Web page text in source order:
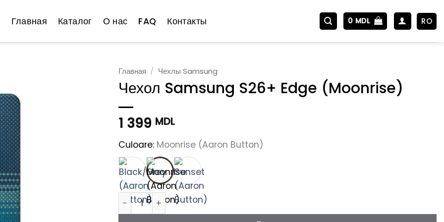
Главная Каталог О нас FAQ Контакты 0 MDL RO
Главная / Чехлы Samsung
Чехол Samsung S26+ Edge (Moonrise)
1 399 MDL
Culoare: Moonrise (Aaron Button)
Количество товара Чехол Samsung S26+ Edge (Moonrise)